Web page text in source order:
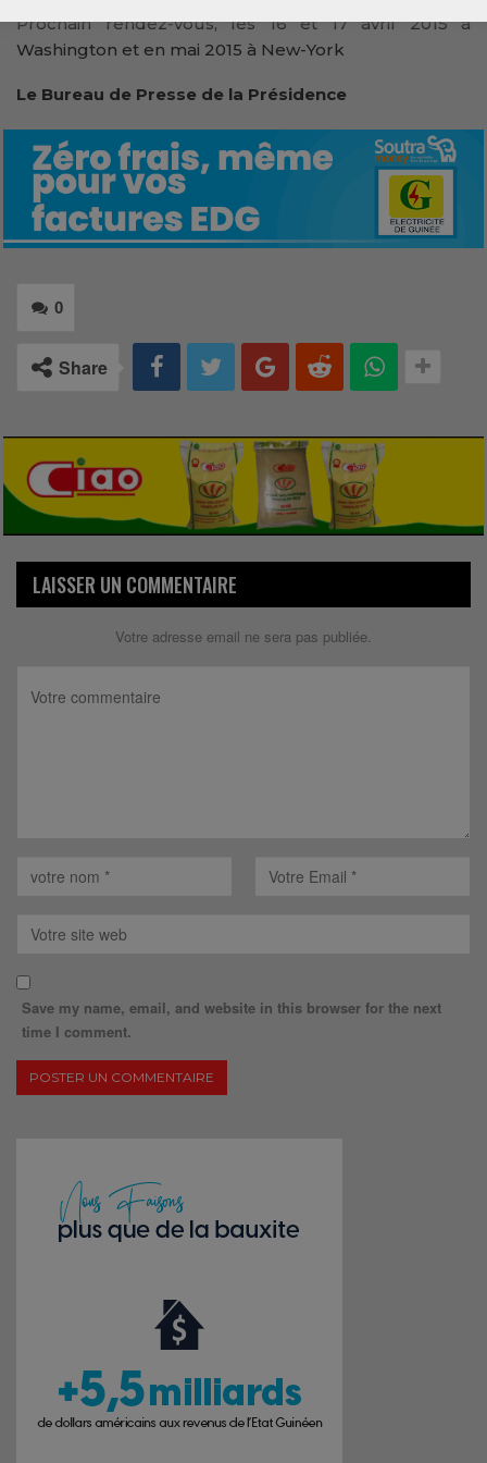
Prochain rendez-vous, les 16 et 17 avril 2015 à
Washington et en mai 2015 à New-York
Le Bureau de Presse de la Présidence
0
Share
LAISSER UN COMMENTAIRE
Votre adresse email ne sera pas publiée.
Save my name, email, and website in this browser for the next
time I comment.